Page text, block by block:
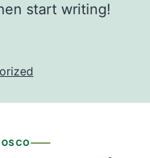
start writing!